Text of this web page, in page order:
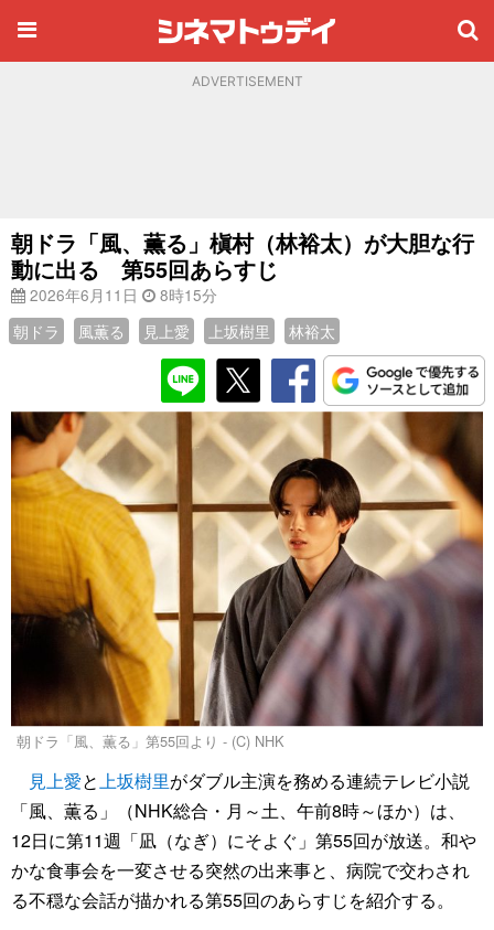
ADVERTISEMENT
朝ドラ「風、薫る」槇村（林裕太）が大胆な行
動に出る 第55回あらすじ
2026年6月11日
8時15分
朝ドラ
風薫る 見上愛 上坂樹里 林裕太
朝ドラ「風、薫る」第55回より - (C) NHK
見上愛と 上坂樹里がダブル主演を務める連続テレビ小説
「風、薫る」（NHK総合・月～土、午前8時～ほか）は、
12日に第11週「凪（なぎ）にそよぐ」第55回が放送。和や
かな食事会を一変させる突然の出来事と、病院で交わされ
る不穏な会話が描かれる第55回のあらすじを紹介する。